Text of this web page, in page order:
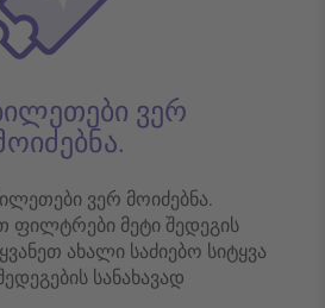
ვერ
ვერ მოიძებნა.
ფილტრები მეტი შედეგის
ახალი საძიებო სიტყვა
სანახავად